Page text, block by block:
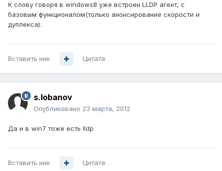
К слову говоря в windows8 уже встроен LLDP агент, с
базовым функционалом(только анонсирование скорости и
дуплекса).
Вставить ник Цитата
s.lobanov
Опубликовано 23 марта, 2012
Да и в win7 тоже есть lldp
Вставить ник Цитата